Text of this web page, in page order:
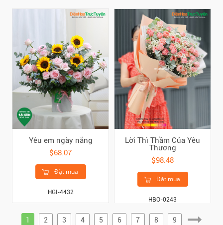
Yêu em ngày nắng
$68.07
Đặt mua
HGI-4432
Lời Thì Thầm Của Yêu
Thương
$98.48
Đặt mua
HBO-0243
1 2 3 4 5 6 7 8 9